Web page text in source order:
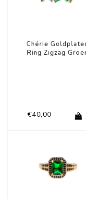
Chérie
Ring Zigzag
€40,00